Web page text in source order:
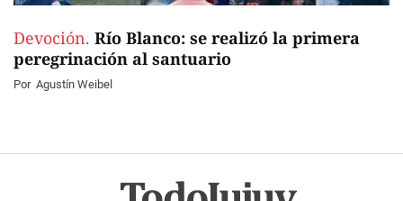
Devoción. Río Blanco: se realizó la primera
peregrinación al santuario
Por Agustín Weibel